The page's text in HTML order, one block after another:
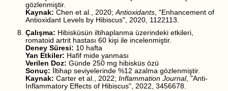
gözlenmiştir.
Kaynak: Chen et al., 2020;Antioxidants, "Enhancement of
Antioxidant Levels by Hibiscus", 2020, 1122113.
Çalışma: Hibisküsün iltihaplanma üzerindeki etkileri,
romatoid artrit hastası 60 kişi ile incelenmiştir.
Deney Süresi: 10 hafta
Yan Etkiler: Hafif mide yanması
Verilen Doz: Günde 250 mg hibisküs özü
Sonuç: İltihap seviyelerinde %12 azalma gözlenmiştir.
Kaynak: Carter et al., 2022; Inflammation Journal, "Anti-
Inflammatory Effects of Hibiscus", 2022, 3456678.